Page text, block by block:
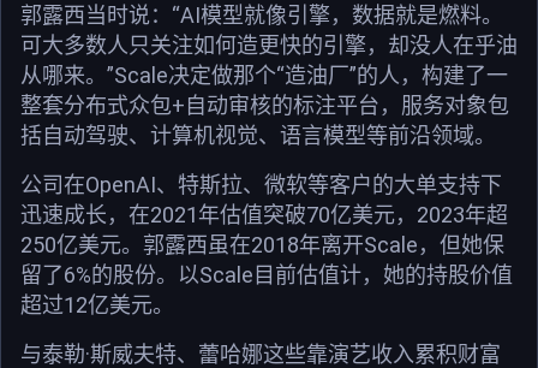
郭露西当时说：“AI模型就像引擎，数据就是燃料。
可大多数人只关注如何造更快的引擎，却没人在乎油
从哪来。”Scale决定做那个“造油厂”的人，构建了一
整套分布式众包+自动审核的标注平台，服务对象包
括自动驾驶、计算机视觉、语言模型等前沿领域。
公司在OpenAI、特斯拉、微软等客户的大单支持下
迅速成长，在2021年估值突破70亿美元，2023年超
250亿美元。郭露西虽在2018年离开Scale，但她保
留了6%的股份。以Scale目前估值计，她的持股价值
超过12亿美元。
与泰勒·斯威夫特、蕾哈娜这些靠演艺收入累积财富